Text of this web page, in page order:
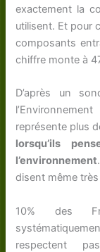
exactement la
utilisent. Et pour
composants
chiffre monte à
D’après un
représente plus
lorsqu’ils
l’environnement
disent même
10% des
respectent